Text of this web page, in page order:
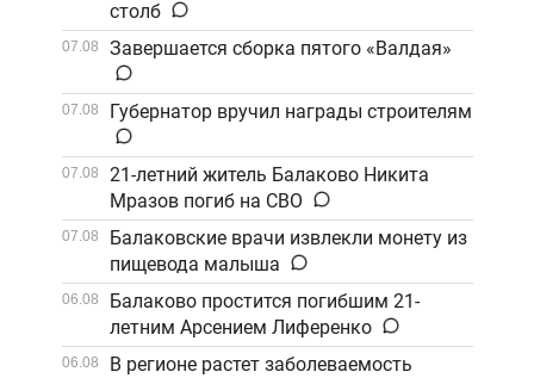
столб
07.08 Завершается сборка пятого «Валдая»
07.08 Губернатор вручил награды строителям
07.08
21-летний житель Балаково Никита
Мразов погиб на СВО
07.08
Балаковские врачи извлекли монету из
пищевода малыша
06.08
Балаково простится погибшим 21-
летним Арсением Лиференко
06.08
В регионе растет заболеваемость